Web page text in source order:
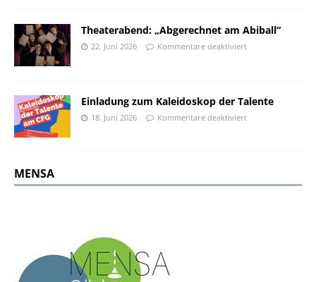
Theaterabend: „Abgerechnet am Abiball“
22. Juni 2026 Kommentare deaktiviert
Einladung zum Kaleidoskop der Talente
18. Juni 2026 Kommentare deaktiviert
MENSA